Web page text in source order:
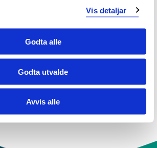
Vis detaljar
Godta alle
Godta utvalde
Avvis alle